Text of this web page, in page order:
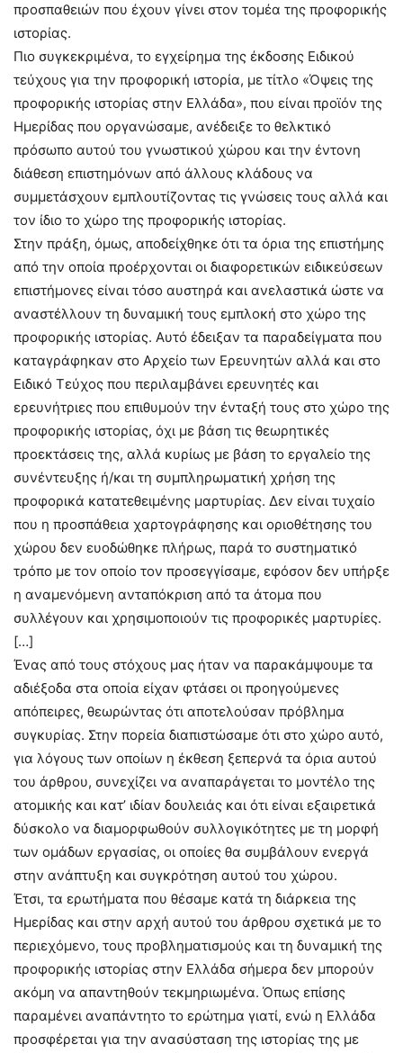
προσπαθειών που έχουν γίνει στον τομέα της προφορικής
ιστορίας.
Πιο συγκεκριμένα, το εγχείρημα της έκδοσης Ειδικού
τεύχους για την προφορική ιστορία, με τίτλο «Όψεις της
προφορικής ιστορίας στην Ελλάδα», που είναι προϊόν της
Ημερίδας που οργανώσαμε, ανέδειξε το θελκτικό
πρόσωπο αυτού του γνωστικού χώρου και την έντονη
διάθεση επιστημόνων από άλλους κλάδους να
συμμετάσχουν εμπλουτίζοντας τις γνώσεις τους αλλά και
τον ίδιο το χώρο της προφορικής ιστορίας.
Στην πράξη, όμως, αποδείχθηκε ότι τα όρια της επιστήμης
από την οποία προέρχονται οι διαφορετικών ειδικεύσεων
επιστήμονες είναι τόσο αυστηρά και ανελαστικά ώστε να
αναστέλλουν τη δυναμική τους εμπλοκή στο χώρο της
προφορικής ιστορίας. Αυτό έδειξαν τα παραδείγματα που
καταγράφηκαν στο Αρχείο των Eρευνητών αλλά και στο
Ειδικό Tεύχος που περιλαμβάνει ερευνητές και
ερευνήτριες που επιθυμούν την ένταξή τους στο χώρο της
προφορικής ιστορίας, όχι με βάση τις θεωρητικές
προεκτάσεις της, αλλά κυρίως με βάση το εργαλείο της
συνέντευξης ή/και τη συμπληρωματική χρήση της
προφορικά κατατεθειμένης μαρτυρίας. Δεν είναι τυχαίο
που η προσπάθεια χαρτογράφησης και οριοθέτησης του
χώρου δεν ευοδώθηκε πλήρως, παρά το συστηματικό
τρόπο με τον οποίο τον προσεγγίσαμε, εφόσον δεν υπήρξε
η αναμενόμενη ανταπόκριση από τα άτομα που
συλλέγουν και χρησιμοποιούν τις προφορικές μαρτυρίες.
[…]
Ένας από τους στόχους μας ήταν να παρακάμψουμε τα
αδιέξοδα στα οποία είχαν φτάσει οι προηγούμενες
απόπειρες, θεωρώντας ότι αποτελούσαν πρόβλημα
συγκυρίας. Στην πορεία διαπιστώσαμε ότι στο χώρο αυτό,
για λόγους των οποίων η έκθεση ξεπερνά τα όρια αυτού
του άρθρου, συνεχίζει να αναπαράγεται το μοντέλο της
ατομικής και κατ’ ιδίαν δουλειάς και ότι είναι εξαιρετικά
δύσκολο να διαμορφωθούν συλλογικότητες με τη μορφή
των ομάδων εργασίας, οι οποίες θα συμβάλουν ενεργά
στην ανάπτυξη και συγκρότηση αυτού του χώρου.
Έτσι, τα ερωτήματα που θέσαμε κατά τη διάρκεια της
Ημερίδας και στην αρχή αυτού του άρθρου σχετικά με το
περιεχόμενο, τους προβληματισμούς και τη δυναμική της
προφορικής ιστορίας στην Ελλάδα σήμερα δεν μπορούν
ακόμη να απαντηθούν τεκμηριωμένα. Όπως επίσης
παραμένει αναπάντητο το ερώτημα γιατί, ενώ η Ελλάδα
προσφέρεται για την ανασύσταση της ιστορίας της με